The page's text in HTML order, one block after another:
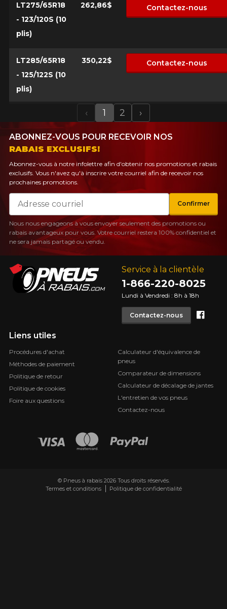
LT275/65R18
- 123/120S (10
plis)
262,86$ Contactez-nous
LT285/65R18
- 125/122S (10
plis)
350,22$ Contactez-nous
Previous
‹ 1 2 Next
›
Service à la clientèle
1-866-220-8025
Lundi à Vendredi : 8h à 18h
Contactez-nous
Liens utiles
Procédures d'achat
Méthodes de paiement
Politique de retour
Politique de cookies
Foire aux questions
Calculateur d'équivalence de
pneus
Comparateur de dimensions
Calculateur de décalage de jantes
L'entretien de vos pneus
Contactez-nous
ABONNEZ-VOUS POUR RECEVOIR NOS
RABAIS EXCLUSIFS!
Abonnez-vous à notre infolettre afin d'obtenir nos promotions et rabais
exclusifs. Vous n'avez qu'à inscrire votre courriel afin de recevoir nos
prochaines promotions.
Courriel
Confirmer
Nous nous engageons à vous envoyer seulement des promotions ou
rabais avantageux pour vous. Votre courriel restera 100% confidentiel et
ne sera jamais partagé ou vendu.
© Pneus à rabais 2026 Tous droits réservés.
Termes et conditions
Politique de confidentialité